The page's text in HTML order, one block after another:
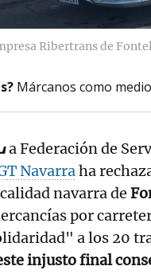
Ribertrans de
Márcanos como
a Federación de
Navarraha
navarra de
por
a los 20
injusto final